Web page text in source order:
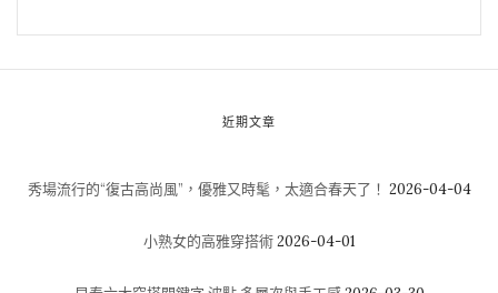
近期文章
秀場流行的“復古高尚風”，優雅又時髦，太適合春天了！ 2026-04-04
小熟女的高雅穿搭術 2026-04-01